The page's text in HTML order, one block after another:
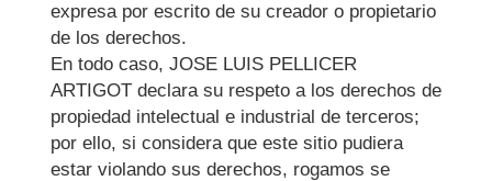
expresa por escrito de su creador o propietario
de los derechos.
En todo caso, JOSE LUIS PELLICER
ARTIGOT declara su respeto a los derechos de
propiedad intelectual e industrial de terceros;
por ello, si considera que este sitio pudiera
estar violando sus derechos, rogamos se